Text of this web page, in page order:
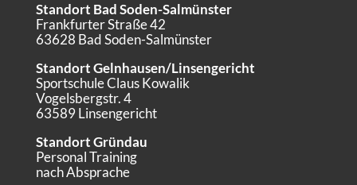
Standort Bad Soden-Salmünster
Frankfurter Straße 42
63628 Bad Soden-Salmünster
Standort Gelnhausen/Linsengericht
Sportschule Claus Kowalik
Vogelsbergstr. 4
63589 Linsengericht
Standort Gründau
Personal Training
nach Absprache